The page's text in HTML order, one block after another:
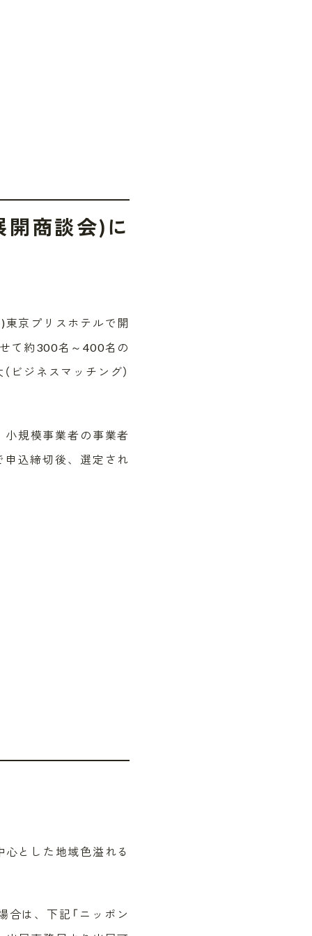
商談会)に
京プリスホテルで開
て約300名～400名の
ビジネスマッチング）
規模事業者の事業者
込締切後、選定され
心とした地域色溢れる
は、下記「ニッポン